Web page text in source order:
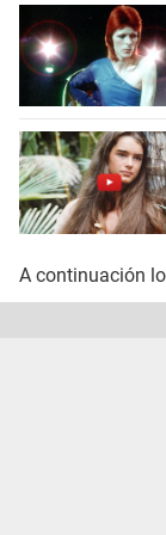
A continuación